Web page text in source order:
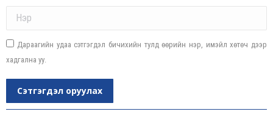
Дараагийн удаа сэтгэгдэл бичихийн тулд өөрийн нэр, имэйл хөтөч дээр
хадгална уу.
Сэтгэгдэл оруулах